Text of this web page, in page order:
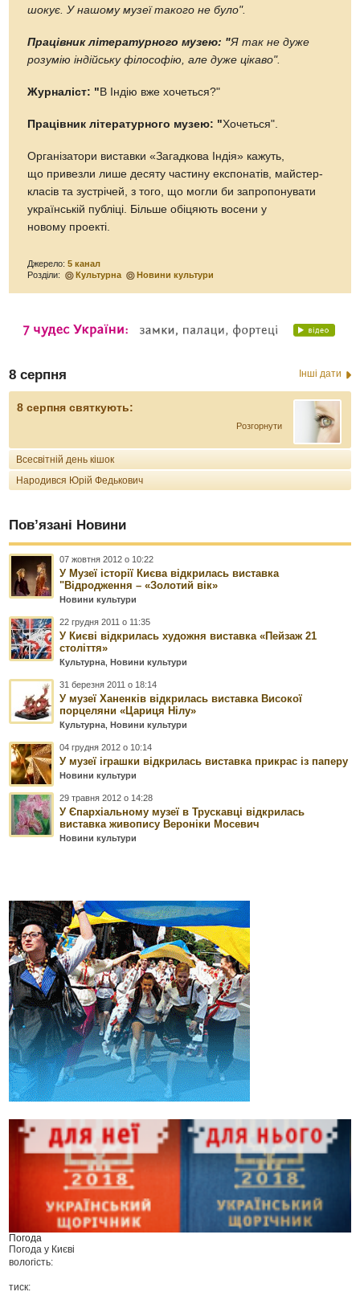
шокує. У нашому музеї такого не було".
Працівник літературного музею: "Я так не дуже
розумію індійську філософію, але дуже цікаво".
Журналіст: " В Індію вже хочеться?"
Працівник літературного музею: "Хочеться".
Організатори виставки «Загадкова Індія» кажуть,
що привезли лише десяту частину експонатів, майстер-
класів та зустрічей, з того, що могли би запропонувати
українській публіці. Більше обіцяють восени у
новому проекті.
Джерело:5 канал
Розділи:
Культурна Новини культури
8 серпня Інші дати
8 серпня святкують:
Розгорнути
Всесвітній день кішок
Народився Юрій Федькович
Пов’язані Новини
07 жовтня 2012 о 10:22
У Музеї історії Києва відкрилась виставка
"Відродження – «Золотий вік»
Новини культури
22 грудня 2011 о 11:35
У Києві відкрилась художня виставка «Пейзаж 21
століття»
Культурна Новини культури
31 березня 2011 о 18:14
У музеї Ханенків відкрилась виставка Високої
порцеляни «Цариця Нілу»
Культурна Новини культури
04 грудня 2012 о 10:14
У музеї іграшки відкрилась виставка прикрас із паперу
Новини культури
29 травня 2012 о 14:28
У Єпархіальному музеї в Трускавці відкрилась
виставка живопису Вероніки Мосевич
Новини культури
Погода
Погода у Києві
вологість:
тиск: